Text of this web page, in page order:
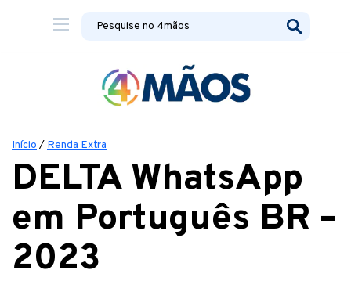
Início / Renda Extra
DELTA WhatsApp
em Português BR –
2023